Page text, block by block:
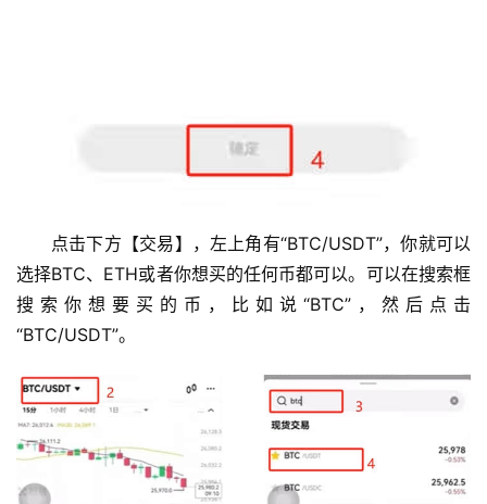
点击下方【交易】，左上角有“BTC/USDT”，你就可以
选择BTC、ETH或者你想买的任何币都可以。可以在搜索框
搜索你想要买的币，比如说“BTC”，然后点击
“BTC/USDT”。